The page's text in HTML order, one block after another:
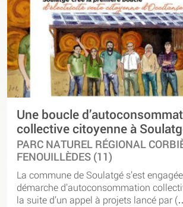
Une boucle
collective citoyenne à
PARC NATUREL RÉGIONAL
FENOUILLÈDES (11)
La commune de Soulatgé s’est
démarche d’autoconsommation
la suite d’un appel à projets lancé par